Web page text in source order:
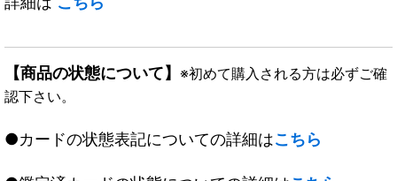
【商品の状態について】 ※初めて購入される方は必ずご確
認下さい。
●カードの状態表記についての詳細はこちら